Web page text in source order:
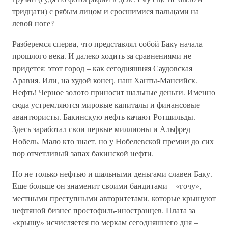
тридцати) с рябым лицом и сросшимися пальцами на
левой ноге?
Разберемся сперва, что представлял собой Баку начала
прошлого века. И далеко ходить за сравнениями не
придется: этот город – как сегодняшняя Саудовская
Аравия. Или, на худой конец, наш Ханты-Мансийск.
Нефть! Черное золото приносит шальные деньги. Именно
сюда устремляются мировые капиталы и финансовые
авантюристы. Бакинскую нефть качают Ротшильды.
Здесь заработал свои первые миллионы и Альфред
Нобель. Мало кто знает, но у Нобелевской премии до сих
пор отчетливый запах бакинской нефти.
Но не только нефтью и шальными деньгами славен Баку.
Еще больше он знаменит своими бандитами – «гочу»,
местными преступными авторитетами, которые крышуют
нефтяной бизнес простофиль-иностранцев. Плата за
«крышу» исчисляется по меркам сегодняшнего дня –